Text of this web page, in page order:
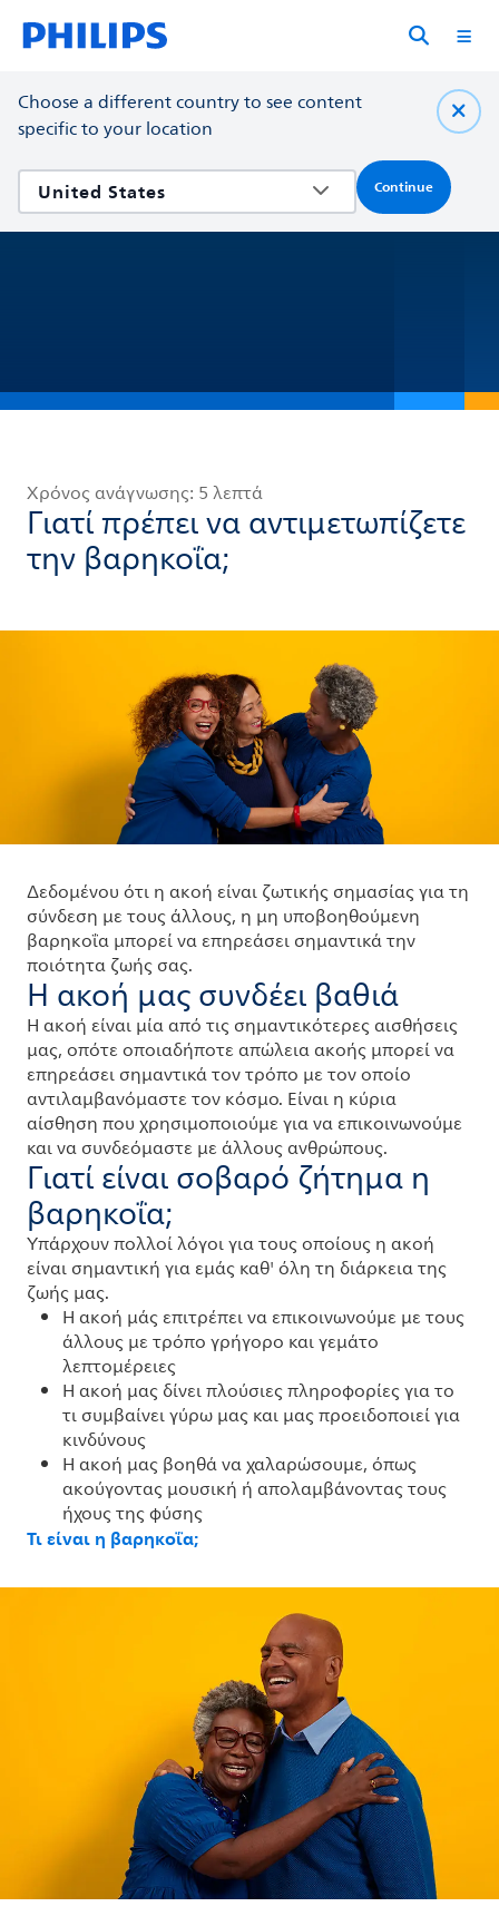
Choose a different country to see content
specific to your location
Continue
Χρόνος ανάγνωσης: 5 λεπτά
Γιατί πρέπει να αντιμετωπίζετε
την βαρηκοΐα;
Δεδομένου ότι η ακοή είναι ζωτικής σημασίας για τη
σύνδεση με τους άλλους, η μη υποβοηθούμενη
βαρηκοΐα μπορεί να επηρεάσει σημαντικά την
ποιότητα ζωής σας.
Η ακοή μας συνδέει βαθιά
Η ακοή είναι μία από τις σημαντικότερες αισθήσεις
μας, οπότε οποιαδήποτε απώλεια ακοής μπορεί να
επηρεάσει σημαντικά τον τρόπο με τον οποίο
αντιλαμβανόμαστε τον κόσμο. Είναι η κύρια
αίσθηση που χρησιμοποιούμε για να επικοινωνούμε
και να συνδεόμαστε με άλλους ανθρώπους.
Γιατί είναι σοβαρό ζήτημα η
βαρηκοΐα;
Υπάρχουν πολλοί λόγοι για τους οποίους η ακοή
είναι σημαντική για εμάς καθ' όλη τη διάρκεια της
ζωής μας.
Η ακοή μάς επιτρέπει να επικοινωνούμε με τους
άλλους με τρόπο γρήγορο και γεμάτο
λεπτομέρειες
Η ακοή μας δίνει πλούσιες πληροφορίες για το
τι συμβαίνει γύρω μας και μας προειδοποιεί για
κινδύνους
Η ακοή μας βοηθά να χαλαρώσουμε, όπως
ακούγοντας μουσική ή απολαμβάνοντας τους
ήχους της φύσης
Τι είναι η βαρηκοΐα;